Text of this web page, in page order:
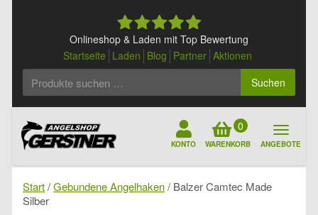
Onlineshop & Laden mit Top Bewertung
Startseite Laden Blog Partner Aktionen
Suchen
KONTO
0
WARENKORB ANGEBOTE
Start/Gebundene Angelhaken/ Balzer Camtec Made
Silber